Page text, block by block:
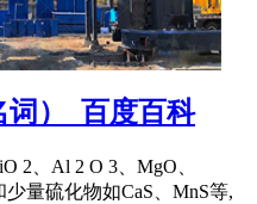
）_百度百科
2、Al 2 O 3、MgO、
量硫化物如CaS、MnS等,